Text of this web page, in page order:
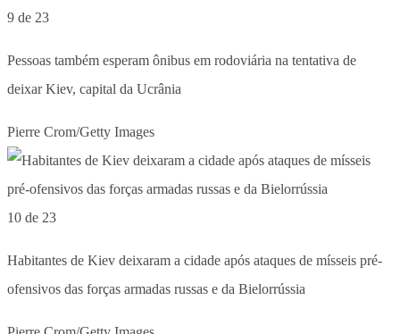
9 de 23
Pessoas também esperam ônibus em rodoviária na tentativa de
deixar Kiev, capital da Ucrânia
Pierre Crom/Getty Images
10 de 23
Habitantes de Kiev deixaram a cidade após ataques de mísseis pré-
ofensivos das forças armadas russas e da Bielorrússia